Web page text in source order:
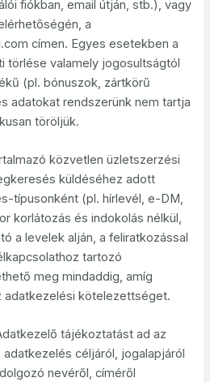
fiókban, email útján, stb.), vagy
a
címen. Egyes esetekben a
törlése valamely jogosultságtól
(pl. bónuszok, zártkörű
adatokat rendszerünk nem tartja
töröljük.
közvetlen üzletszerzési
küldéséhez adott
típusonként (pl. hírlevél, e-DM,
korlátozás és indokolás nélkül,
a levelek alján, a feliratkozással
tartozó
meg mindaddig, amíg
adatkezelési kötelezettséget.
tájékoztatást ad az
céljáról, jogalapjáról
nevéről, címéről